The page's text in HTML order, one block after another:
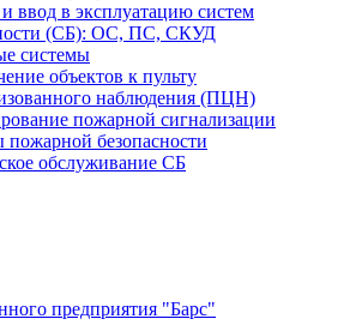
ввод в эксплуатацию систем
(СБ): ОС, ПС, СКУД
системы
объектов к пульту
наблюдения (ПЦН)
пожарной сигнализации
безопасности
обслуживание СБ
предприятия "Барс"